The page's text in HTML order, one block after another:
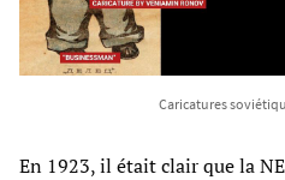
Caricatures
En 1923, il était clair que la